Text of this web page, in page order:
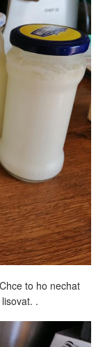
to ho nechat
.